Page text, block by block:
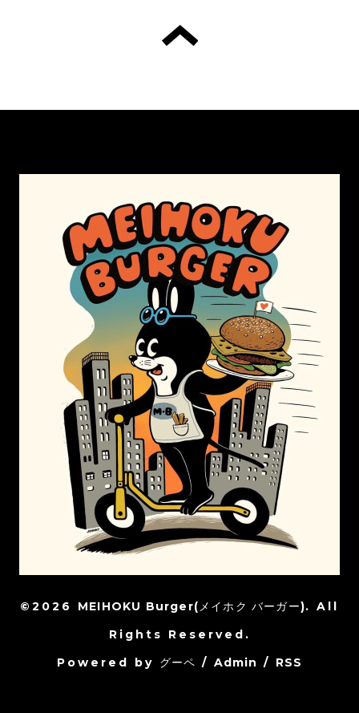
©2026 MEIHOKU Burger(メイホク バーガー). All
Rights Reserved.
Powered by グーペ / Admin / RSS